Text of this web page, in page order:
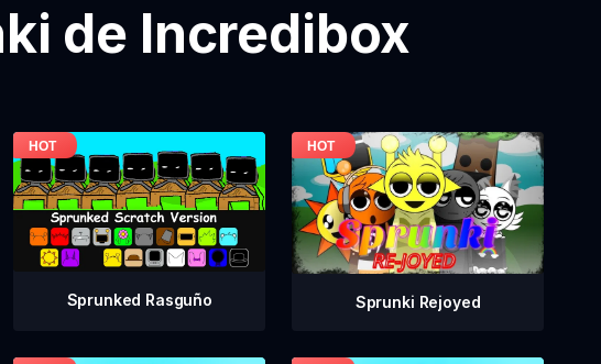
de Incredibox
Sprunked Rasguño Sprunki Rejoyed